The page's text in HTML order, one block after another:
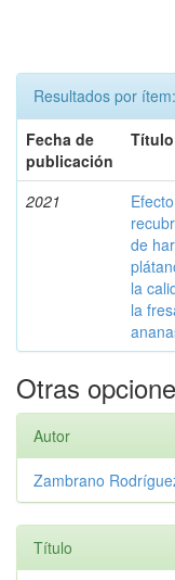
Resultados por ítem:
Fecha de
publicación
Título
2021
de
la
la
Otras
Autor
Zambrano
Título